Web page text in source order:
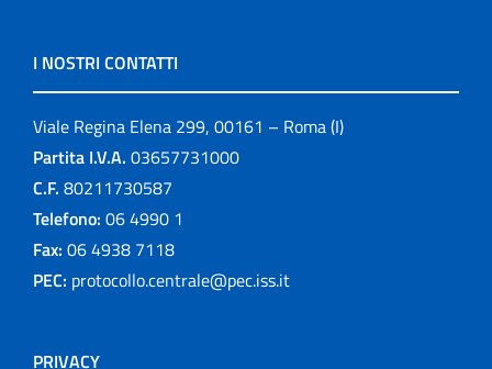
I NOSTRI CONTATTI
Viale Regina Elena 299, 00161 – Roma (I)
Partita I.V.A. 03657731000
C.F. 80211730587
Telefono: 06 4990 1
Fax: 06 4938 7118
PEC: protocollo.centrale@pec.iss.it
PRIVACY